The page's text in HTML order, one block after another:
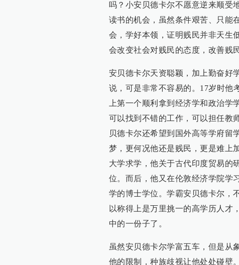
吗？小安贝德卡尔不愿意逆来顺受
读书的机会，虽然条件艰苦、只能
会，学好本领，证明贱民并非天生
会改变社会对贱民的态度，改善贱
安贝德卡尔天资聪颖，加上勤奋好
说，可是非常不容易的。17岁时他
上第一个顺利拿到经济学和政治
可以找到不错的工作，可以担任教
贝德卡尔还希望到国外高等学府留
梦，更何况他还是贱民，更是难上
大学求学，他关于古代印度贸易的
位。而后，他又在伦敦经济学院学
学的博士学位。学霸安贝德卡尔，
以称得上是万里挑一的高学历人才
中的一份子了。
虽然安贝德卡尔学富五车，但是从
他的限制，种族歧视让他处处碰壁